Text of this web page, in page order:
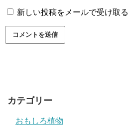
新しい投稿をメールで受け取る
カテゴリー
おもしろ植物